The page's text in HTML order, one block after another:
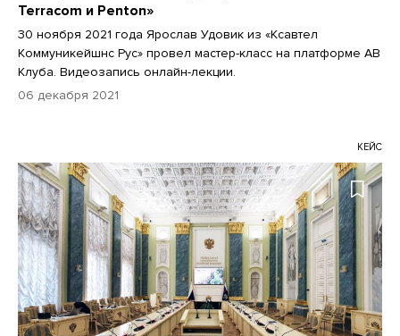
Terracom и Penton»
30 ноября 2021 года Ярослав Удовик из «Ксавтел
Коммуникейшнс Рус» провел мастер-класс на платформе АВ
Клуба. Видеозапись онлайн-лекции.
06 декабря 2021
КЕЙС